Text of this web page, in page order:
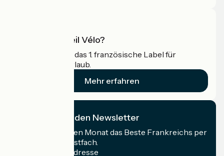
Was ist Accueil Vélo?
Accueil Vélo ist das 1. französische Label für
Radfahrer im Urlaub.
Mehr erfahren
Ich abonniere den Newsletter
Erhalten Sie jeden Monat das Beste Frankreichs per
Rad in Ihrem Postfach.
Meine E-Mail-Adresse